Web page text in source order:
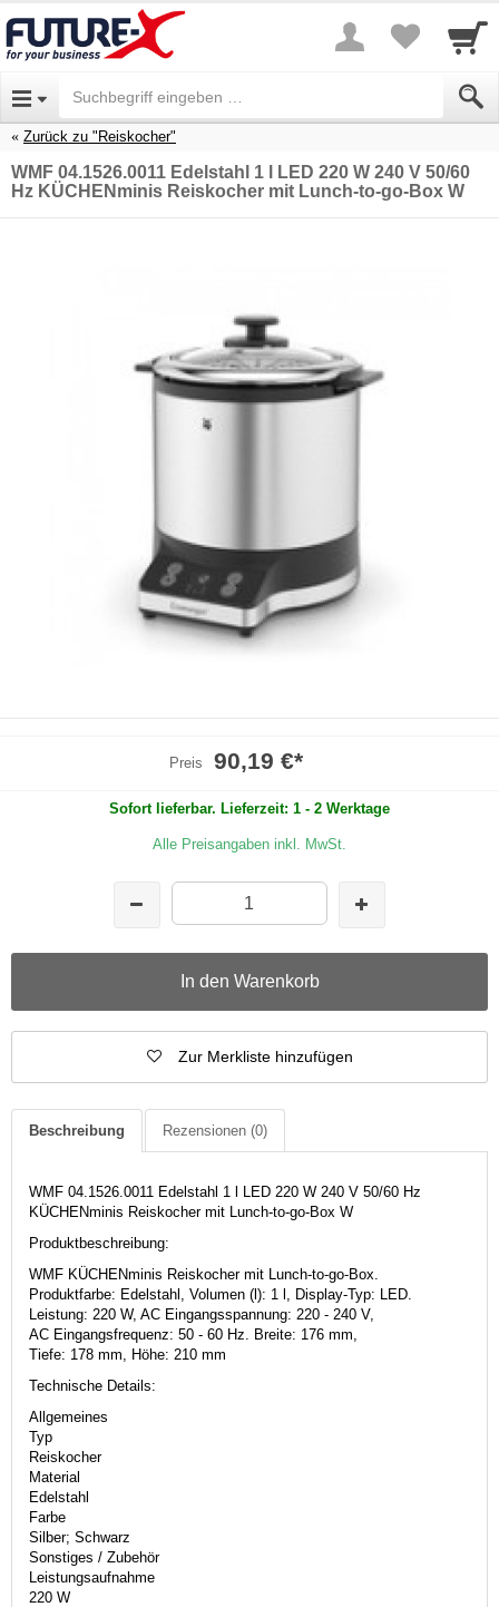
Zurück zu "Reiskocher"
WMF 04.1526.0011 Edelstahl 1 l LED 220 W 240 V 50/60
Hz KÜCHENminis Reiskocher mit Lunch-to-go-Box W
Preis 90,19 €*
Sofort lieferbar. Lieferzeit: 1 - 2 Werktage
Alle Preisangaben inkl. MwSt.
In den Warenkorb
Zur Merkliste hinzufügen
Beschreibung Rezensionen (0)
WMF 04.1526.0011 Edelstahl 1 l LED 220 W 240 V 50/60 Hz
KÜCHENminis Reiskocher mit Lunch-to-go-Box W
Produktbeschreibung:
WMF KÜCHENminis Reiskocher mit Lunch-to-go-Box.
Produktfarbe: Edelstahl, Volumen (l): 1 l, Display-Typ: LED.
Leistung: 220 W, AC Eingangsspannung: 220 - 240 V,
AC Eingangsfrequenz: 50 - 60 Hz. Breite: 176 mm,
Tiefe: 178 mm, Höhe: 210 mm
Technische Details:
Allgemeines
Typ
Reiskocher
Material
Edelstahl
Farbe
Silber; Schwarz
Sonstiges / Zubehör
Leistungsaufnahme
220 W